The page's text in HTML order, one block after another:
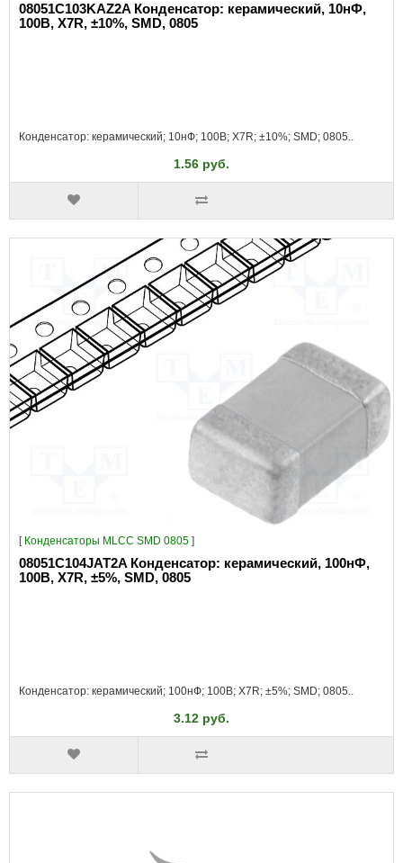
08051C103KAZ2A Конденсатор: керамический, 10нФ,
100В, X7R, ±10%, SMD, 0805
Конденсатор: керамический; 10нФ; 100В; X7R; ±10%; SMD; 0805..
1.56 руб.
[ Конденсаторы MLCC SMD 0805 ]
08051C104JAT2A Конденсатор: керамический, 100нФ,
100В, X7R, ±5%, SMD, 0805
Конденсатор: керамический; 100нФ; 100В; X7R; ±5%; SMD; 0805..
3.12 руб.